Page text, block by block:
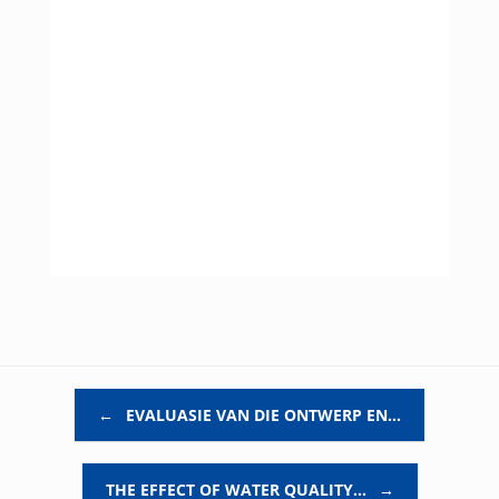
← EVALUASIE VAN DIE ONTWERP EN…
THE EFFECT OF WATER QUALITY… →